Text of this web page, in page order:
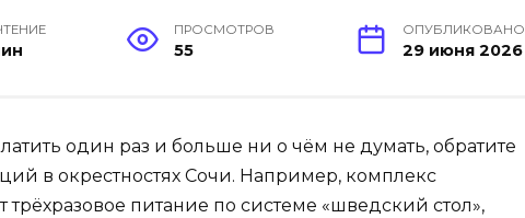
ПРОСМОТРОВ
55
ОПУБЛИКОВАНО
29 июня 2026
один раз и больше ни о чём не думать, обратите
в окрестностях Сочи. Например, комплекс
трёхразовое питание по системе «шведский стол»,